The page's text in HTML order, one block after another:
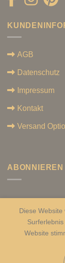
AGB
Datenschutz
Impressum
Kontakt
Versand
Diese
Website